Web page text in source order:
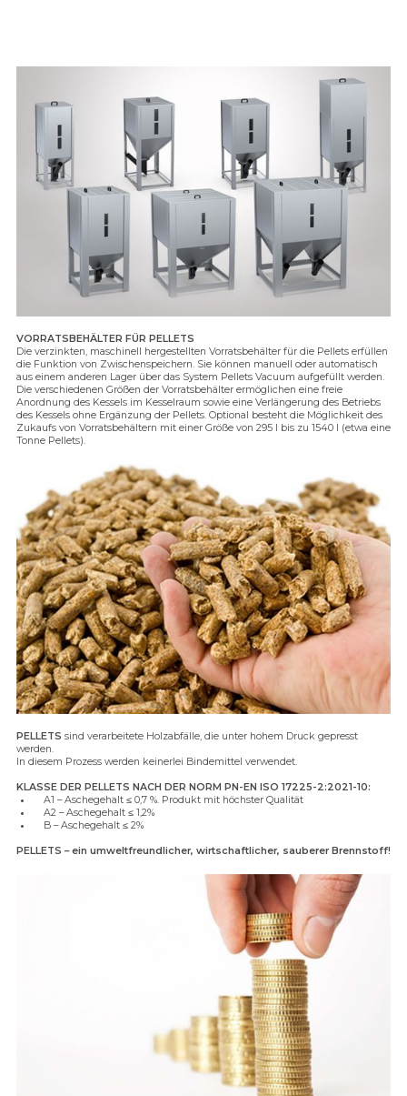
VORRATSBEHÄLTER FÜR PELLETS
Die verzinkten, maschinell hergestellten Vorratsbehälter für die Pellets erfüllen
die Funktion von Zwischenspeichern. Sie können manuell oder automatisch
aus einem anderen Lager über das System Pellets Vacuum aufgefüllt werden.
Die verschiedenen Größen der Vorratsbehälter ermöglichen eine freie
Anordnung des Kessels im Kesselraum sowie eine Verlängerung des Betriebs
des Kessels ohne Ergänzung der Pellets. Optional besteht die Möglichkeit des
Zukaufs von Vorratsbehältern mit einer Größe von 295 l bis zu 1540 l (etwa eine
Tonne Pellets).
PELLETS sind verarbeitete Holzabfälle, die unter hohem Druck gepresst
werden.
In diesem Prozess werden keinerlei Bindemittel verwendet.
KLASSE DER PELLETS NACH DER NORM PN-EN ISO 17225-2:2021-10:
A1 – Aschegehalt ≤ 0,7 %. Produkt mit höchster Qualität
A2 – Aschegehalt ≤ 1,2%
B – Aschegehalt ≤ 2%
PELLETS – ein umweltfreundlicher, wirtschaftlicher, sauberer Brennstoff!